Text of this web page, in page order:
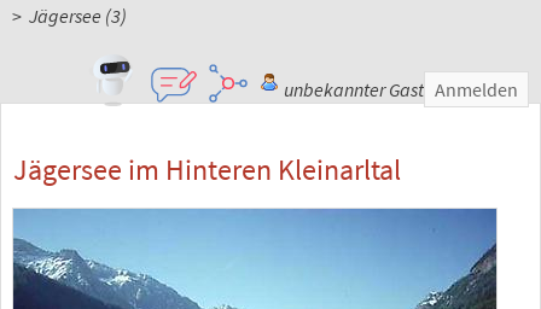
> Jägersee (3)
unbekannter Gast Anmelden
Jägersee im Hinteren Kleinarltal